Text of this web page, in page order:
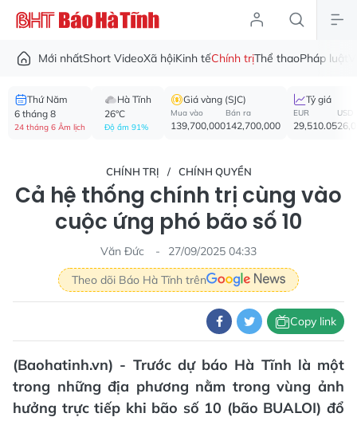
Mới nhấtShort VideoXã hộiKinh tếChính trịThể thaoPháp luật
Thứ Năm
6 tháng 8
24 tháng 6 Âm lịch
Hà Tĩnh
26°C
Độ ẩm 91%
Giá vàng (SJC)
Mua vào
139,700,000
Bán ra
142,700,000
Tỷ giá
EUR
29,510.05
USD
CHÍNH TRỊ CHÍNH QUYỀN
Cả hệ thống chính trị cùng vào
cuộc ứng phó bão số 10
Văn Đức
27/09/2025 04:33
Theo dõi Báo Hà Tĩnh trên
Copy link
(Baohatinh.vn) - Trước dự báo Hà Tĩnh là một
trong những địa phương nằm trong vùng ảnh
hưởng trực tiếp khi bão số 10 (bão BUALOI) đổ